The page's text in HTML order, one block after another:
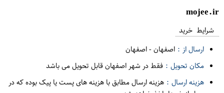
mojee.ir
شرایط خرید
ارسال از : اصفهان-اصفهان
مکان تحویل : فقط در شهر اصفهان قابل تحویل می باشد
هزینه ارسال : هزینه ارسال مطابق با هزینه های پست یا پیک بوده که در